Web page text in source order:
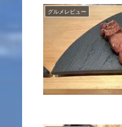
グルメレビュー